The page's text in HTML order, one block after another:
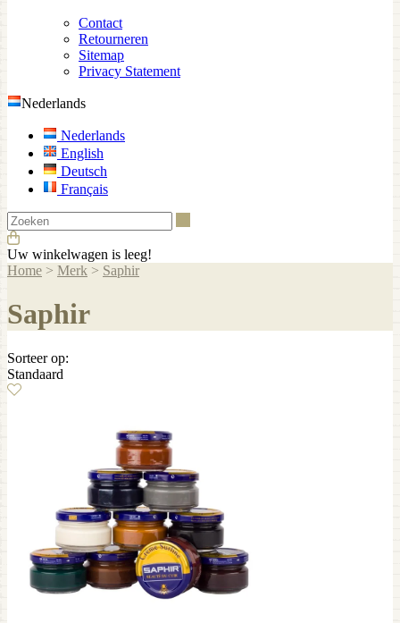
Contact
Retourneren
Sitemap
Privacy Statement
Nederlands
Nederlands
English
Deutsch
Français
Uw winkelwagen is leeg!
Home > Merk > Saphir
Saphir
Sorteer op:
Standaard